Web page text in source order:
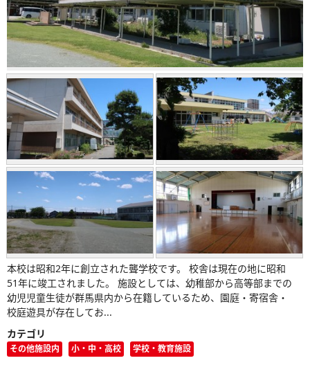
本校は昭和2年に創立された聾学校です。 校舎は現在の地に昭和
51年に竣工されました。 施設としては、幼稚部から高等部までの
幼児児童生徒が群馬県内から在籍しているため、園庭・寄宿舎・
校庭遊具が存在してお...
カテゴリ
その他施設内 小・中・高校 学校・教育施設